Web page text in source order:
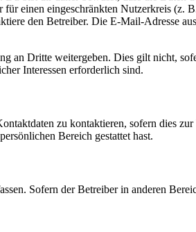
einen eingeschränkten Nutzerkreis (z.
den Betreiber. Die E-Mail-Adresse
an Dritte weitergeben. Dies gilt nicht,
Interessen erforderlich sind.
zu kontaktieren, sofern dies
Bereich gestattet hast.
Sofern der Betreiber in anderen